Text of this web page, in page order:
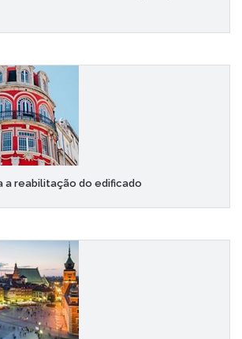
a reabilitação do edificado